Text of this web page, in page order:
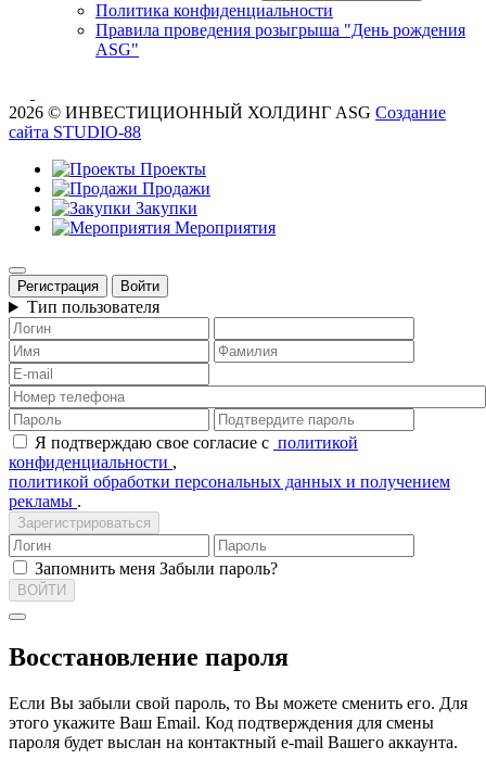
Политика конфиденциальности
Правила проведения розыгрыша "День рождения
ASG"
2026 © ИНВЕСТИЦИОННЫЙ ХОЛДИНГ ASG Создание
сайта STUDIO-88
Проекты
Продажи
Закупки
Мероприятия
Регистрация Войти
Тип пользователя
Я подтверждаю свое согласие с политикой
конфиденциальности ,
политикой обработки персональных данных и получением
рекламы .
Зарегистрироваться
Запомнить меня Забыли пароль?
ВОЙТИ
Восстановление пароля
Если Вы забыли свой пароль, то Вы можете сменить его. Для
этого укажите Ваш Email. Код подтверждения для смены
пароля будет выслан на контактный e-mail Вашего аккаунта.